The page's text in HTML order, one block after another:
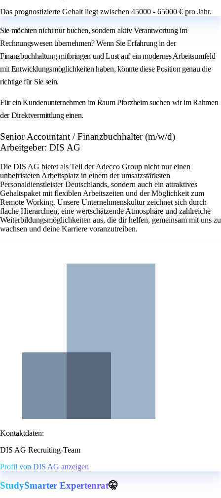
Das prognostizierte Gehalt liegt zwischen 45000 - 65000 € pro Jahr.
Sie möchten nicht nur buchen, sondern aktiv Verantwortung im
Rechnungswesen übernehmen? Wenn Sie Erfahrung in der
Finanzbuchhaltung mitbringen und Lust auf ein modernes Arbeitsumfeld
mit Entwicklungsmöglichkeiten haben, könnte diese Position genau die
richtige für Sie sein.
Für ein Kundenunternehmen im Raum Pforzheim suchen wir im Rahmen
der Direktvermittlung einen.
Senior Accountant / Finanzbuchhalter (m/w/d)
Arbeitgeber: DIS AG
Die DIS AG bietet als Teil der Adecco Group nicht nur einen
unbefristeten Arbeitsplatz in einem der umsatzstärksten
Personaldienstleister Deutschlands, sondern auch ein attraktives
Gehaltspaket mit flexiblen Arbeitszeiten und der Möglichkeit zum
Remote Working. Unsere Unternehmenskultur zeichnet sich durch
flache Hierarchien, eine wertschätzende Atmosphäre und zahlreiche
Weiterbildungsmöglichkeiten aus, die dir helfen, gemeinsam mit uns zu
wachsen und deine Karriere voranzutreiben.
Kontaktdaten:
DIS AG Recruiting-Team
Profil von DIS AG anzeigen
StudySmarter Expertenrat🤫